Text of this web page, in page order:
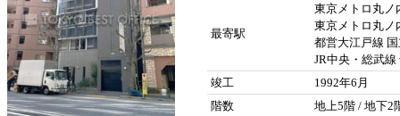
最寄駅
東京メトロ丸ノ
東京メトロ丸ノ
都営大江戸線
JR中央・総武
竣工
1992年6月
階数
地上5階 / 地下2